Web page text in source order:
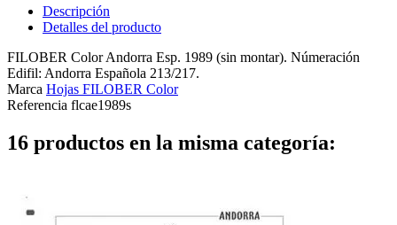
Descripción
Detalles del producto
FILOBER Color Andorra Esp. 1989 (sin montar). Númeración
Edifil: Andorra Española 213/217.
Marca Hojas FILOBER Color
Referencia flcae1989s
16 productos en la misma categoría: